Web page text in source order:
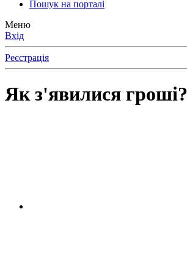
Пошук на порталі
Меню
Вхід
Реєстрація
Як з'явилися гроші?